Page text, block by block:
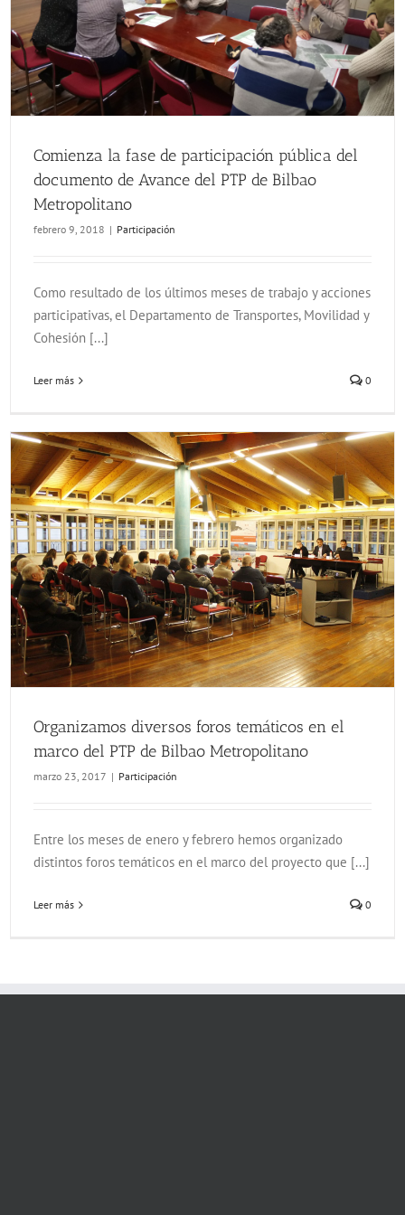
Comienza la fase de participación pública del
documento de Avance del PTP de Bilbao
Metropolitano
febrero 9, 2018 | Participación
Como resultado de los últimos meses de trabajo y acciones
participativas, el Departamento de Transportes, Movilidad y
Cohesión [...]
Leer más 0
Organizamos diversos foros temáticos en el
marco del PTP de Bilbao Metropolitano
marzo 23, 2017 | Participación
Entre los meses de enero y febrero hemos organizado
distintos foros temáticos en el marco del proyecto que [...]
Leer más 0